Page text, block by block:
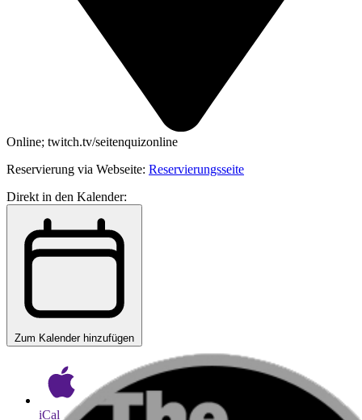
Online; twitch.tv/seitenquizonline
Reservierung via Webseite: Reservierungsseite
Direkt in den Kalender:
Zum Kalender hinzufügen
iCal